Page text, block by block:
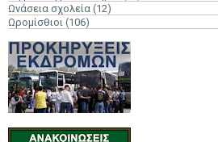
Ωνάσεια σχολεία (12)
Ωρομίσθιοι (106)